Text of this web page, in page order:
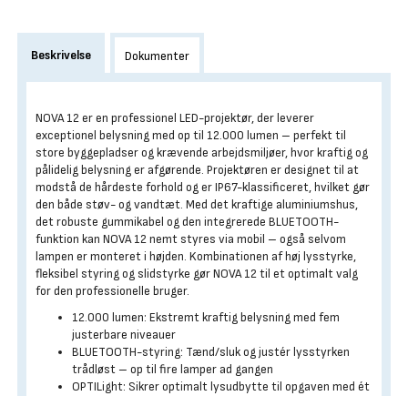
Beskrivelse Dokumenter
NOVA 12 er en professionel LED-projektør, der leverer
exceptionel belysning med op til 12.000 lumen – perfekt til
store byggepladser og krævende arbejdsmiljøer, hvor kraftig og
pålidelig belysning er afgørende. Projektøren er designet til at
modstå de hårdeste forhold og er IP67-klassificeret, hvilket gør
den både støv- og vandtæt. Med det kraftige aluminiumshus,
det robuste gummikabel og den integrerede BLUETOOTH-
funktion kan NOVA 12 nemt styres via mobil – også selvom
lampen er monteret i højden. Kombinationen af høj lysstyrke,
fleksibel styring og slidstyrke gør NOVA 12 til et optimalt valg
for den professionelle bruger.
12.000 lumen: Ekstremt kraftig belysning med fem
justerbare niveauer
BLUETOOTH-styring: Tænd/sluk og justér lysstyrken
trådløst – op til fire lamper ad gangen
OPTILight: Sikrer optimalt lysudbytte til opgaven med ét